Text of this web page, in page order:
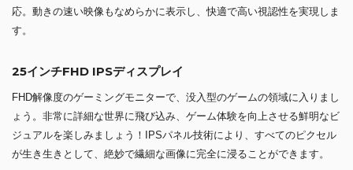
応。動きの速い映像もなめらかに表示し、快適で高い視認性を実現しま
す。
25インチFHD IPSディスプレイ
FHD解像度のゲーミングモニターで、没入型のゲームの領域に入りまし
ょう。非常に詳細な世界に飛び込み、ゲーム体験を向上させる鮮明なビ
ジュアルを楽しみましょう！IPSパネル技術により、すべてのピクセル
が生き生きとして、絶妙で繊細な画像に完全に浸ることができます。